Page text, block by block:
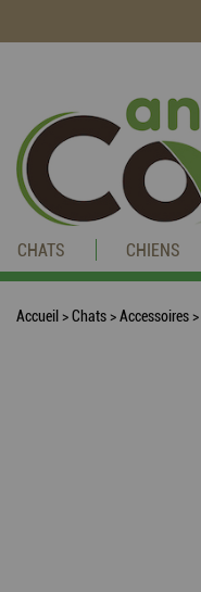
CHATS CHIENS
Accueil >Chats>Accessoires>